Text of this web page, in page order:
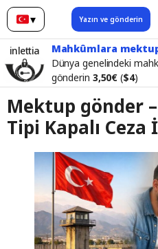
▾
Türkçe Yazın ve gönderin
inlettia
Mahkûmlara
Dünya genelindeki
gönderin 3,50€($4)
Mektup gönder
Tipi Kapalı